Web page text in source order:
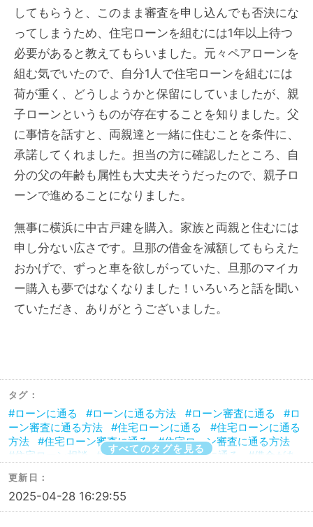
してもらうと、このまま審査を申し込んでも否決にな
ってしまうため、住宅ローンを組むには1年以上待つ
必要があると教えてもらいました。元々ペアローンを
組む気でいたので、自分1人で住宅ローンを組むには
荷が重く、どうしようかと保留にしていましたが、親
子ローンというものが存在することを知りました。父
に事情を話すと、両親達と一緒に住むことを条件に、
承諾してくれました。担当の方に確認したところ、自
分の父の年齢も属性も大丈夫そうだったので、親子ロ
ーンで進めることになりました。
無事に横浜に中古戸建を購入。家族と両親と住むには
申し分ない広さです。旦那の借金を減額してもらえた
おかげで、ずっと車を欲しがっていた、旦那のマイカ
ー購入も夢ではなくなりました！いろいろと話を聞い
ていただき、ありがとうございました。
タグ：
ローンに通る ローンに通る方法 ローン審査に通る
ロ
ーン審査に通る方法
住宅ローンに通る
住宅ローンに通る
方法
住宅ローン審査に通る
住宅ローン審査に通る方法
住宅ローン相談
借金があってもローンに通る
借金があ
ってもローンに通る方法
借金があってもローン審査に通る方法
ローンに通る
借金があっても住宅ローンに通る方法
があっても住宅ローン審査に通る
借金があっても住宅ロー
すべてのタグを見る
更新日：
2025-04-28 16:29:55